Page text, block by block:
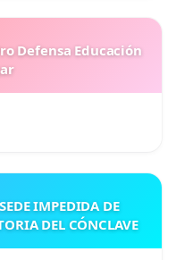
Defensa Educación
IMPEDIDA DE
DEL CÓNCLAVE